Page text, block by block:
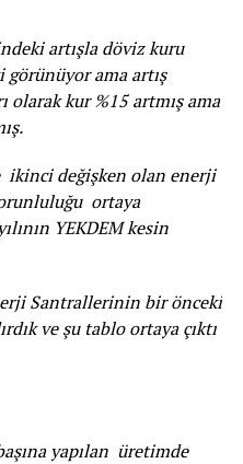
artışla döviz kuru
görünüyor ama artış
olarak kur %15 artmış ama
ikinci değişken olan enerji
ortaya
YEKDEM kesin
Santrallerinin bir önceki
ve şu tablo ortaya çıktı
yapılan üretimde